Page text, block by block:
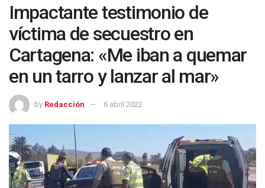
Impactante testimonio de
víctima de secuestro en
Cartagena: «Me iban a quemar
en un tarro y lanzar al mar»
by Redacción 6 abril 2022